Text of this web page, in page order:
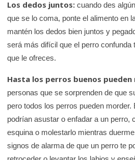
Los dedos juntos: cuando des
que se lo coma, ponte el alimento en
mantén los dedos bien juntos y
será más difícil que el perro confunda
que le ofreces.
Hasta los perros buenos
personas que se sorprenden de que
pero todos los perros pueden
podrían asustar o enfadar a un perro,
esquina o molestarlo mientras
signos de alarma de que un perro te